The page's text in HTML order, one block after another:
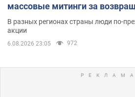
массовые митинги за
Фото и видео
В разных регионах страны люди по-
акции
6.08.2026 23:05 972